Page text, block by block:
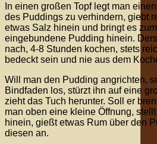
In einen großen Topf legt man
des Puddings zu verhindern, giebt
etwas Salz hinein und bringt es
eingebundene Pudding hinein.
nach, 4-8 Stunden kochen, stets
bedeckt sein und nie aus dem
Will man den Pudding angrichten,
Bindfaden los, stürzt ihn auf eine
zieht das Tuch herunter. Soll er
man oben eine kleine Öffnung,
hinein, gießt etwas Rum über den
diesen an.